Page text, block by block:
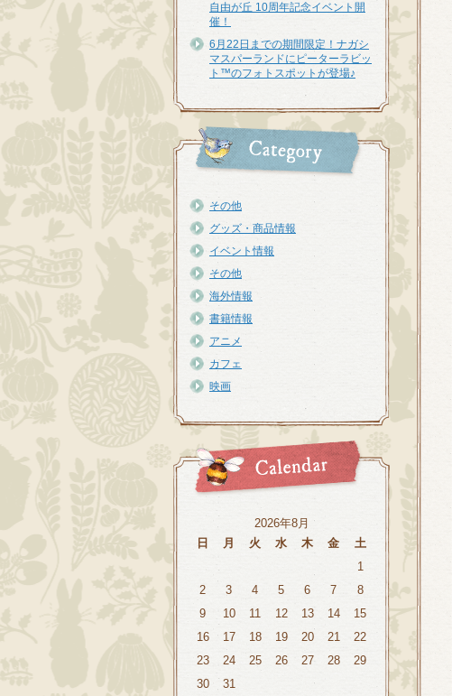
自由が丘 10周年記念イベント開
催！
6月22日までの期間限定！ナガシ
マスパーランドにピーターラビッ
ト™のフォトスポットが登場♪
その他
グッズ・商品情報
イベント情報
その他
海外情報
書籍情報
アニメ
カフェ
映画
2026年8月
日
月 火 水 木 金
土
1
2
3 4 5 6 7
8
9
10 11 12 13 14
15
16
17 18 19 20 21
22
23
24 25 26 27 28
29
30
31